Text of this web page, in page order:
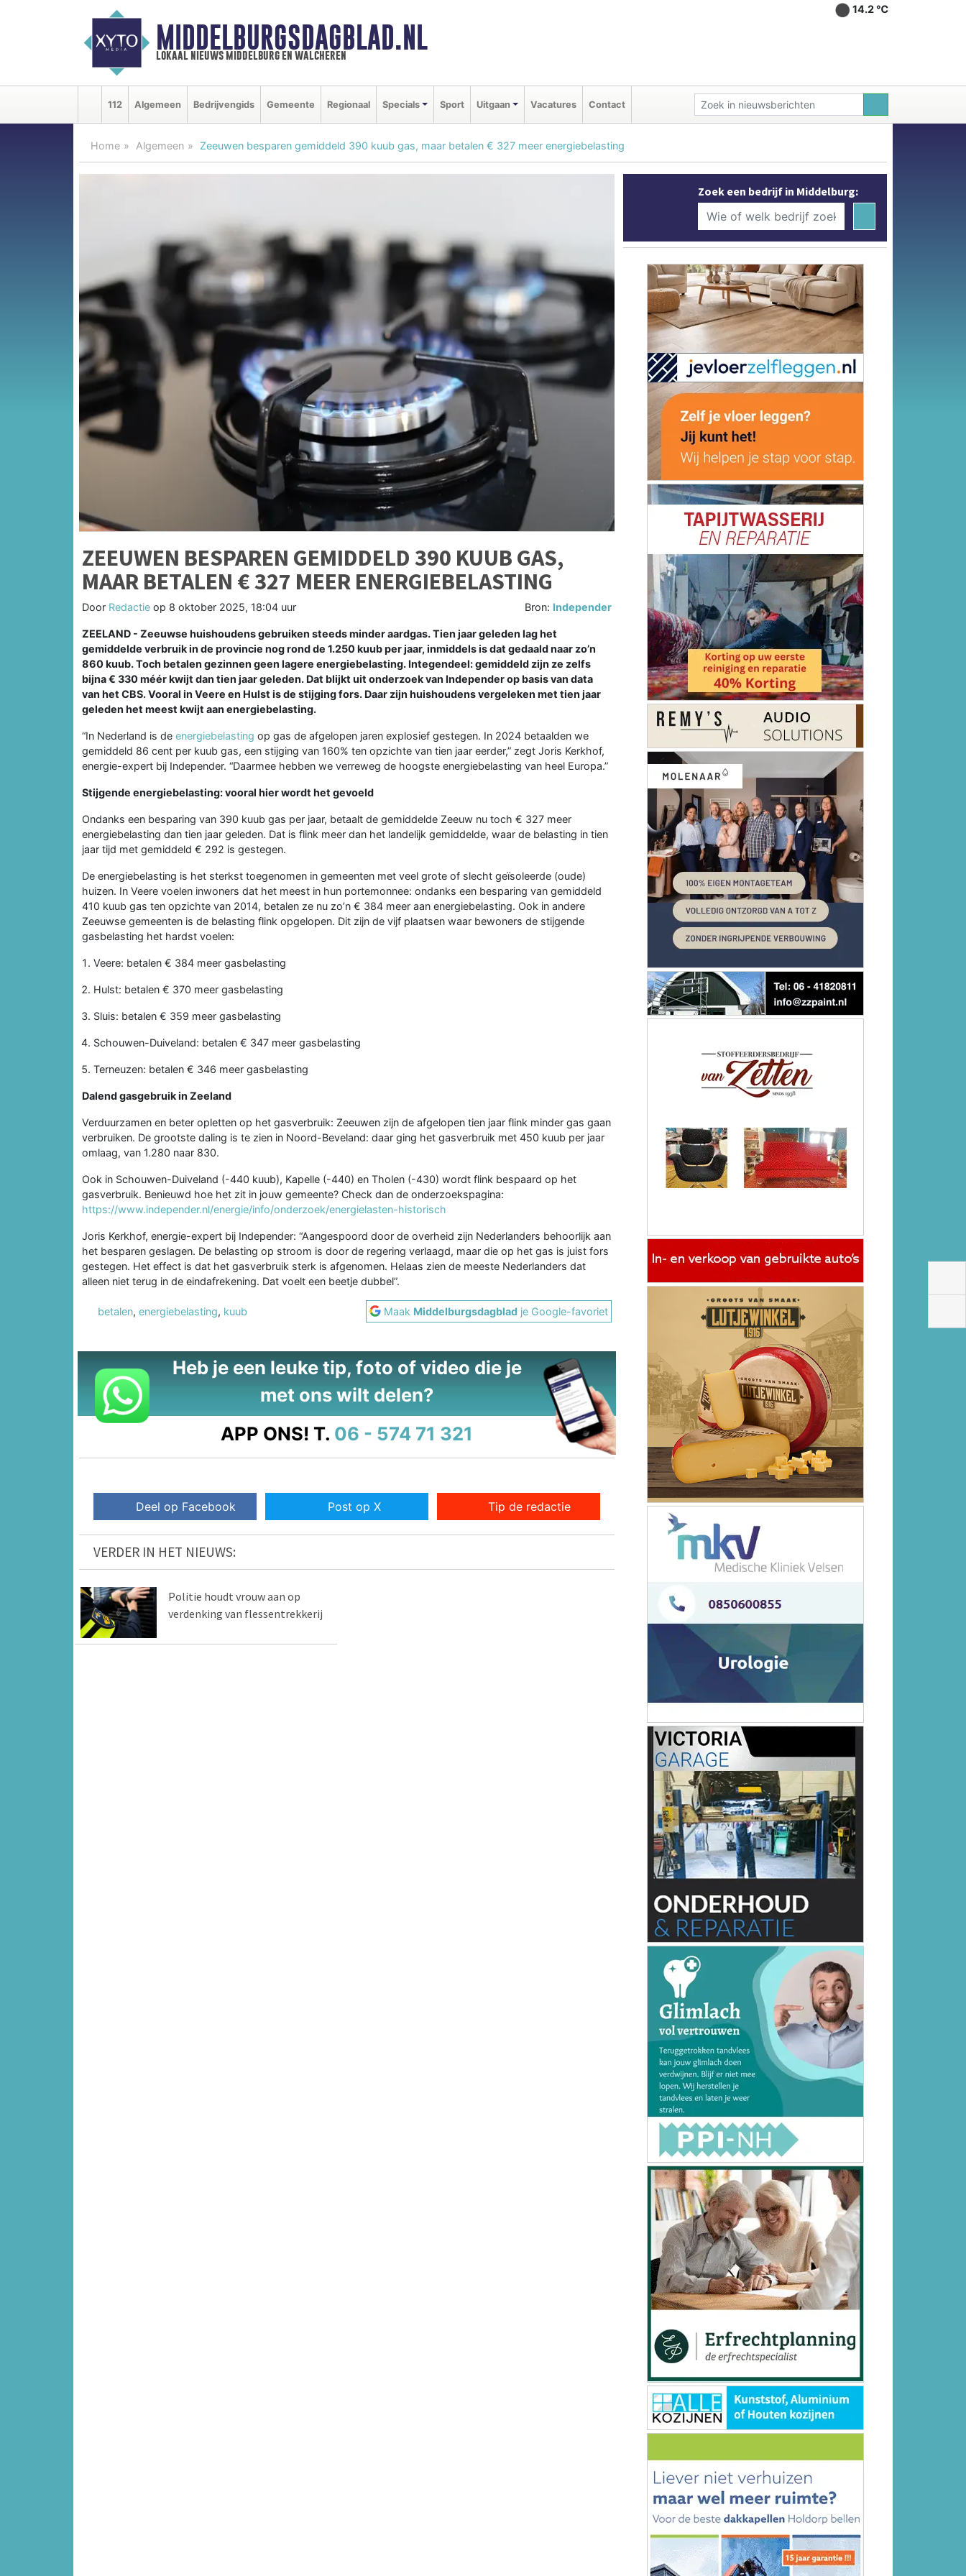
MIDDELBURGSDAGBLAD.NL
lokaal nieuws middelburg en walcheren
14.2 ℃
112 Algemeen Bedrijvengids Gemeente Regionaal Specials Sport Uitgaan Vacatures Contact
Home Algemeen Zeeuwen besparen gemiddeld 390 kuub gas, maar betalen € 327 meer energiebelasting
ZEEUWEN BESPAREN GEMIDDELD 390 KUUB GAS,
MAAR BETALEN € 327 MEER ENERGIEBELASTING
Door Redactie op 8 oktober 2025, 18:04 uur Bron: Independer
ZEELAND - Zeeuwse huishoudens gebruiken steeds minder aardgas. Tien jaar geleden lag het
gemiddelde verbruik in de provincie nog rond de 1.250 kuub per jaar, inmiddels is dat gedaald naar zo’n
860 kuub. Toch betalen gezinnen geen lagere energiebelasting. Integendeel: gemiddeld zijn ze zelfs
bijna € 330 méér kwijt dan tien jaar geleden. Dat blijkt uit onderzoek van Independer op basis van data
van het CBS. Vooral in Veere en Hulst is de stijging fors. Daar zijn huishoudens vergeleken met tien jaar
geleden het meest kwijt aan energiebelasting.
“In Nederland is de energiebelasting op gas de afgelopen jaren explosief gestegen. In 2024 betaalden we
gemiddeld 86 cent per kuub gas, een stijging van 160% ten opzichte van tien jaar eerder,” zegt Joris Kerkhof,
energie-expert bij Independer. “Daarmee hebben we verreweg de hoogste energiebelasting van heel Europa.”
Stijgende energiebelasting: vooral hier wordt het gevoeld
Ondanks een besparing van 390 kuub gas per jaar, betaalt de gemiddelde Zeeuw nu toch € 327 meer
energiebelasting dan tien jaar geleden. Dat is flink meer dan het landelijk gemiddelde, waar de belasting in tien
jaar tijd met gemiddeld € 292 is gestegen.
De energiebelasting is het sterkst toegenomen in gemeenten met veel grote of slecht geïsoleerde (oude)
huizen. In Veere voelen inwoners dat het meest in hun portemonnee: ondanks een besparing van gemiddeld
410 kuub gas ten opzichte van 2014, betalen ze nu zo’n € 384 meer aan energiebelasting. Ook in andere
Zeeuwse gemeenten is de belasting flink opgelopen. Dit zijn de vijf plaatsen waar bewoners de stijgende
gasbelasting het hardst voelen:
Veere: betalen € 384 meer gasbelasting
Hulst: betalen € 370 meer gasbelasting
Sluis: betalen € 359 meer gasbelasting
Schouwen-Duiveland: betalen € 347 meer gasbelasting
Terneuzen: betalen € 346 meer gasbelasting
Dalend gasgebruik in Zeeland
Verduurzamen en beter opletten op het gasverbruik: Zeeuwen zijn de afgelopen tien jaar flink minder gas gaan
verbruiken. De grootste daling is te zien in Noord-Beveland: daar ging het gasverbruik met 450 kuub per jaar
omlaag, van 1.280 naar 830.
Ook in Schouwen-Duiveland (-440 kuub), Kapelle (-440) en Tholen (-430) wordt flink bespaard op het
gasverbruik. Benieuwd hoe het zit in jouw gemeente? Check dan de onderzoekspagina:
https://www.independer.nl/energie/info/onderzoek/energielasten-historisch
Joris Kerkhof, energie-expert bij Independer: “Aangespoord door de overheid zijn Nederlanders behoorlijk aan
het besparen geslagen. De belasting op stroom is door de regering verlaagd, maar die op het gas is juist fors
gestegen. Het effect is dat het gasverbruik sterk is afgenomen. Helaas zien de meeste Nederlanders dat
alleen niet terug in de eindafrekening. Dat voelt een beetje dubbel”.
betalen, energiebelasting, kuub Maak Middelburgsdagblad je Google-favoriet
Heb je een leuke tip, foto of video die je
met ons wilt delen?
APP ONS! T. 06 - 574 71 321
Deel op Facebook Post op X Tip de redactie
VERDER IN HET NIEUWS:
Politie houdt vrouw aan op
verdenking van flessentrekkerij
Zoek een bedrijf in Middelburg: